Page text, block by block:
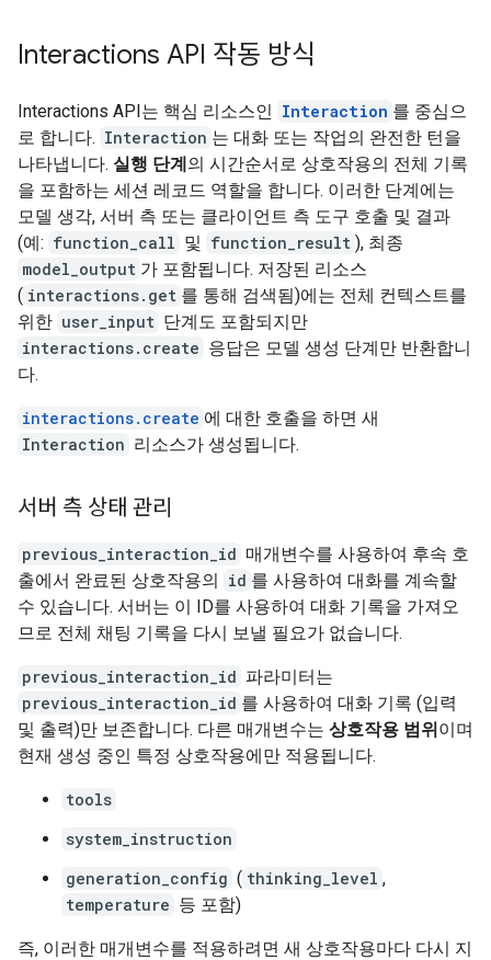
Interactions API 작동 방식
Interactions API는 핵심 리소스인 Interaction 를 중심으
로 합니다. Interaction 는 대화 또는 작업의 완전한 턴을
나타냅니다. 실행 단계의 시간순서로 상호작용의 전체 기록
을 포함하는 세션 레코드 역할을 합니다. 이러한 단계에는
모델 생각, 서버 측 또는 클라이언트 측 도구 호출 및 결과
(예: function_call 및 function_result ), 최종
model_output 가 포함됩니다. 저장된 리소스
( interactions.get 를 통해 검색됨)에는 전체 컨텍스트를
위한 user_input 단계도 포함되지만
interactions.create 응답은 모델 생성 단계만 반환합니
다.
interactions.create 에 대한 호출을 하면 새
Interaction 리소스가 생성됩니다.
서버 측 상태 관리
previous_interaction_id 매개변수를 사용하여 후속 호
출에서 완료된 상호작용의 id 를 사용하여 대화를 계속할
수 있습니다. 서버는 이 ID를 사용하여 대화 기록을 가져오
므로 전체 채팅 기록을 다시 보낼 필요가 없습니다.
previous_interaction_id 파라미터는
previous_interaction_id 를 사용하여 대화 기록 (입력
및 출력)만 보존합니다. 다른 매개변수는 상호작용 범위이며
현재 생성 중인 특정 상호작용에만 적용됩니다.
tools
system_instruction
generation_config ( thinking_level ,
temperature 등 포함)
즉, 이러한 매개변수를 적용하려면 새 상호작용마다 다시 지